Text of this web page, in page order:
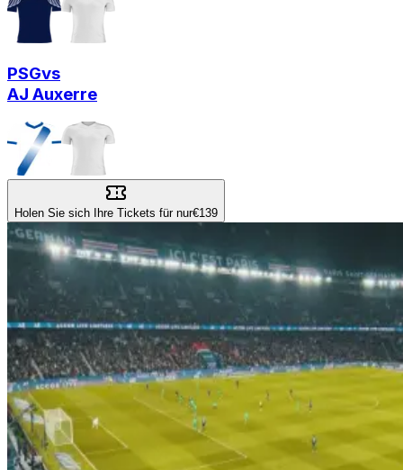
PSGvs
AJ Auxerre
Holen Sie sich Ihre Tickets für nur€139